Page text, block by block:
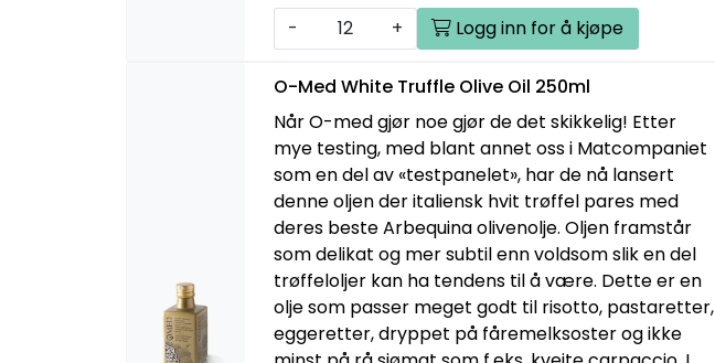
-
+ Logg inn for å kjøpe
O-Med White Truffle Olive Oil 250ml
Når O-med gjør noe gjør de det skikkelig! Etter
mye testing, med blant annet oss i Matcompaniet
som en del av «testpanelet», har de nå lansert
denne oljen der italiensk hvit trøffel pares med
deres beste Arbequina olivenolje. Oljen framstår
som delikat og mer subtil enn voldsom slik en del
trøffeloljer kan ha tendens til å være. Dette er en
olje som passer meget godt til risotto, pastaretter,
eggeretter, dryppet på fåremelksoster og ikke